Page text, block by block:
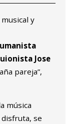
y
Jose
pareja”,
música
se